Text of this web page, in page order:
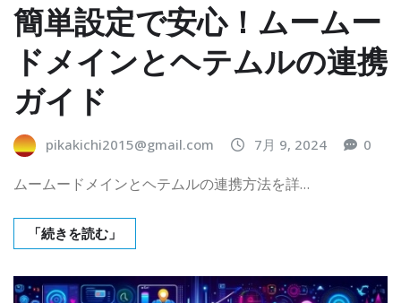
簡単設定で安心！ムームー
ドメインとヘテムルの連携
ガイド
pikakichi2015@gmail.com 7月 9, 2024 0
ムームードメインとヘテムルの連携方法を詳…
「続きを読む」